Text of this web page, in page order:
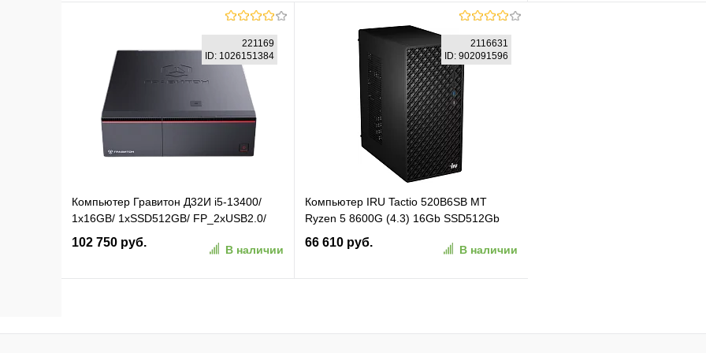
В избранное К сравнению
В корзину
В избранное К сравнению
221169
ID: 1026151384
Компьютер Гравитон Д32И i5-13400/
1x16GB/ 1xSSD512GB/ FP_2xUSB2.0/
250W/ K+M/ NoOS/ 3YST ( Минпромторг
) (221169)
102 750 руб.
В наличии
2116631
ID: 902091596
Компьютер IRU Tactio 520B6SB MT
Ryzen 5 8600G (4.3) 16Gb SSD512Gb
RGr FreeDOS 2.5xGbitEth 450W черный
(RUS) (2116631)
66 610 руб.
В наличии